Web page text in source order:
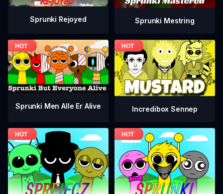
Sprunki Rejoyed Sprunki Mestring
Sprunki Men Alle Er Alive Incredibox Sennep